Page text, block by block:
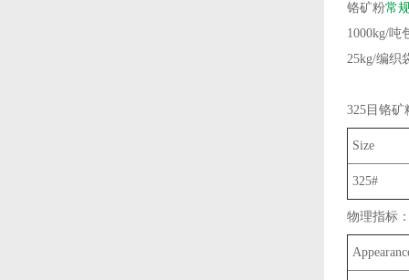
铬矿粉常
1000kg/吨
25kg/编织
325目铬矿
Size
325#
物理指标